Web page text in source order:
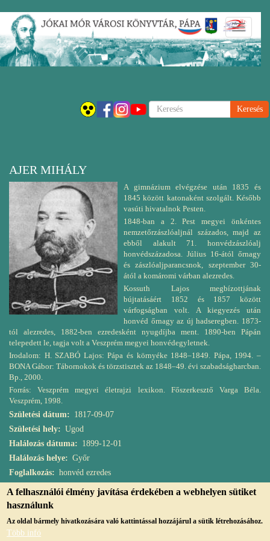
Ugrás
tartalomra
Keresés
AJER MIHÁLY
A gimnázium elvégzése után 1835 és
1845 között katonaként szolgált. Később
vasúti hivatalnok Pesten.
1848-ban a 2. Pest megyei önkéntes
nemzetőrzászlóaljnál százados, majd az
ebből alakult 71. honvédzászlóalj
honvédszázadosa. Július 16-ától őrnagy
és zászlóaljparancsnok, szeptember 30-
ától a komáromi várban alezredes.
Kossuth Lajos megbízottjának
bújtatásáért 1852 és 1857 között
várfogságban volt. A kiegyezés után
honvéd őrnagy az új hadseregben. 1873-
tól alezredes, 1882-ben ezredesként nyugdíjba ment. 1890-ben Pápán
telepedett le, tagja volt a Veszprém megyei honvédegyletnek.
Irodalom: H. SZABÓ Lajos: Pápa és környéke 1848–1849. Pápa, 1994. –
BONA Gábor: Tábornokok és törzstisztek az 1848–49. évi szabadságharcban.
Bp., 2000.
Forrás: Veszprém megyei életrajzi lexikon. Főszerkesztő Varga Béla.
Veszprém, 1998.
Születési dátum
1817-09-07
Születési hely
Ugod
Halálozás dátuma
1899-12-01
Halálozás helye
Győr
Foglalkozás
honvéd ezredes
A felhasználói élmény javítása érdekében a webhelyen sütiket
használunk
Az oldal bármely hivatkozására való kattintással hozzájárul a sütik létrehozásához.
Több infó